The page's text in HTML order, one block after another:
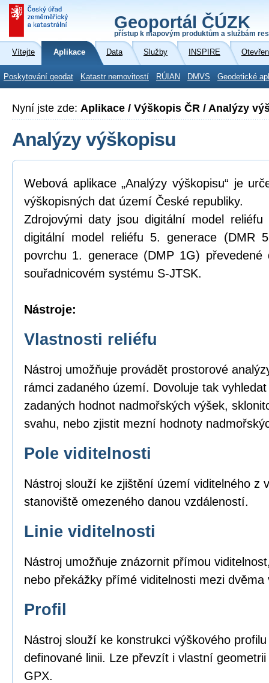
Geoportál ČÚZK
přístup k mapovým produktům a službám
Vítejte Aplikace Data Služby INSPIRE
Poskytování geodat Katastr nemovitostí RÚIAN DMVS Geodetické
Nyní jste zde: Aplikace / Výškopis ČR / Analýzy
Analýzy výškopisu
Webová aplikace „Analýzy výškopisu“ je
výškopisných dat území České republiky.
Zdrojovými daty jsou digitální model
digitální model reliéfu 5. generace (DMR
povrchu 1. generace (DMP 1G)
souřadnicovém systému S-JTSK.
Nástroje:
Vlastnosti reliéfu
Nástroj umožňuje provádět prostorové
rámci zadaného území. Dovoluje tak
zadaných hodnot nadmořských výšek,
svahu, nebo zjistit mezní hodnoty
Pole viditelnosti
Nástroj slouží ke zjištění území viditelného z
stanoviště omezeného danou vzdáleností.
Linie viditelnosti
Nástroj umožňuje znázornit přímou
nebo překážky přímé viditelnosti mezi dvěma
Profil
Nástroj slouží ke konstrukci výškového
definované linii. Lze převzít i vlastní
GPX.